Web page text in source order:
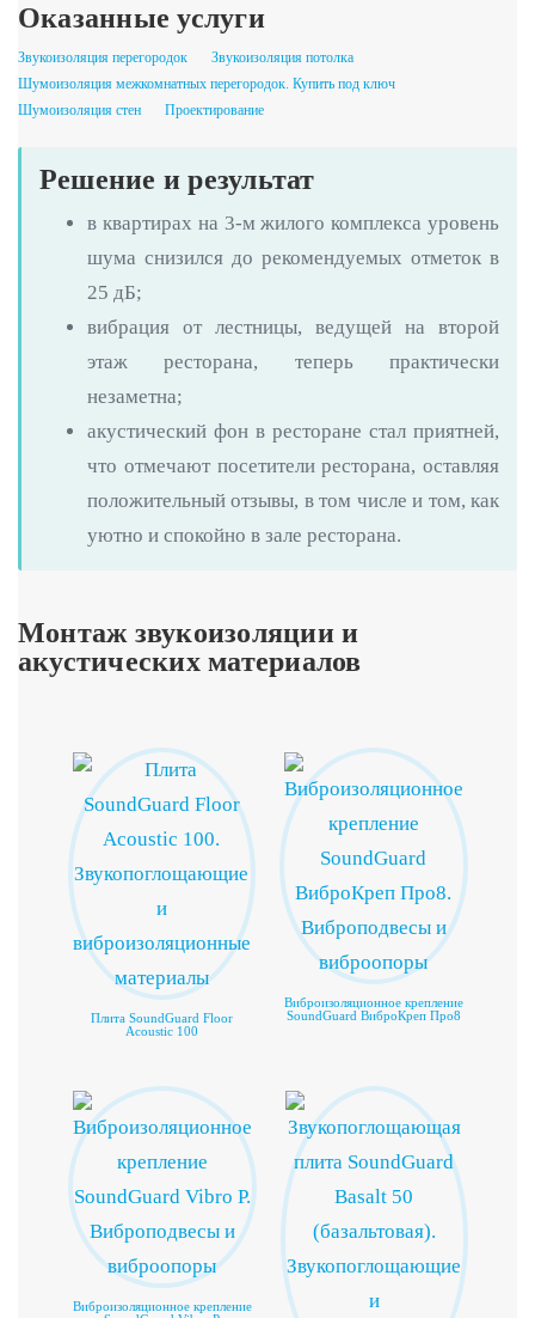
Оказанные услуги
Звукоизоляция перегородок
Звукоизоляция потолка
Шумоизоляция межкомнатных перегородок. Купить под ключ
Шумоизоляция стен
Проектирование
Решение и результат
в квартирах на 3-м жилого комплекса уровень
шума снизился до рекомендуемых отметок в
25 дБ;
вибрация от лестницы, ведущей на второй
этаж ресторана, теперь практически
незаметна;
акустический фон в ресторане стал приятней,
что отмечают посетители ресторана, оставляя
положительный отзывы, в том числе и том, как
уютно и спокойно в зале ресторана.
Монтаж звукоизоляции и
акустических материалов
Плита SoundGuard Floor
Acoustic 100
Виброизоляционное крепление
SoundGuard ВиброКреп Про8
Виброизоляционное крепление